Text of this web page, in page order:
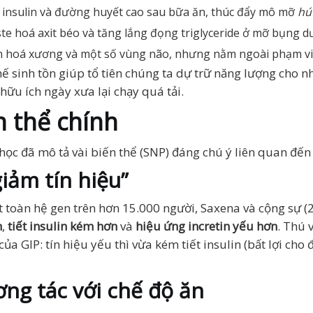
và đường huyết cao sau bữa ăn, thúc đẩy mô mỡ
hoá axit béo và tăng lắng đọng triglyceride ở mỡ bụng
xương và một số vùng não, nhưng nằm ngoài phạm
sinh tồn giúp tổ tiên chúng ta dự trữ năng lượng cho
ích ngày xưa lại chạy quá tải.
thể chính
đã mô tả vài biến thể (SNP) đáng chú ý liên quan
tín hiệu”
hệ gen trên hơn 15.000 người, Saxena và cộng sự
, tiết insulin kém hơnvà hiệu ứng incretin yếu hơn. Thú
GIP: tín hiệu yếu thì vừa kém tiết insulin (bất lợi cho
tác với chế độ ăn